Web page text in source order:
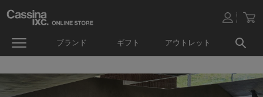
ブランド ギフト アウトレット